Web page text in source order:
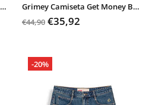
Grimey Camiseta Get Money Boxy Tee
Grimey Camiseta Get Money Boxy Tee
€44,90 €35,92
-20%